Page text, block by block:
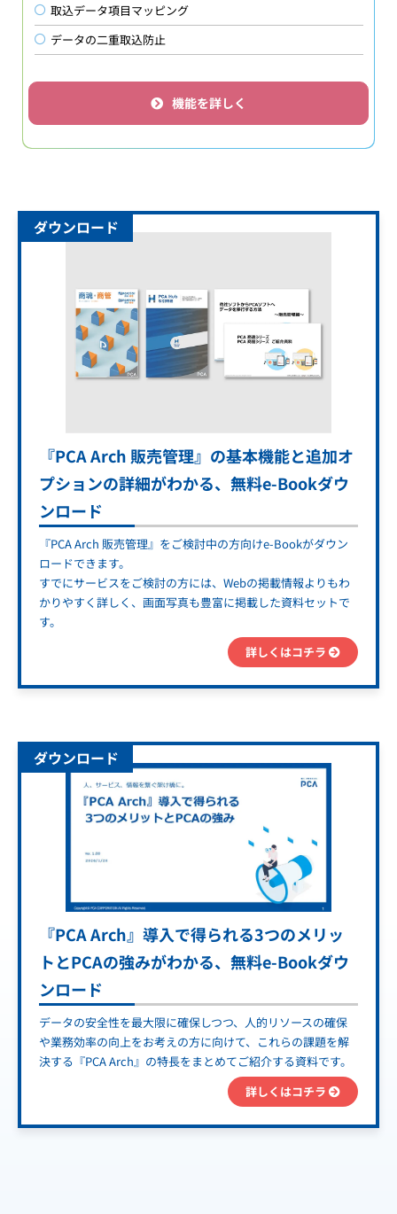
取込データ項目マッピング
データの二重取込防止
機能を詳しく
ダウンロード
『PCA Arch 販売管理』の基本機能と追加オ
プションの詳細がわかる、無料e-Bookダウ
ンロード
『PCA Arch 販売管理』をご検討中の方向けe-Bookがダウン
ロードできます。
すでにサービスをご検討の方には、Webの掲載情報よりもわ
かりやすく詳しく、画面写真も豊富に掲載した資料セットで
す。
詳しくはコチラ
ダウンロード
『PCA Arch』導入で得られる3つのメリッ
トとPCAの強みがわかる、無料e-Bookダウ
ンロード
データの安全性を最大限に確保しつつ、人的リソースの確保
や業務効率の向上をお考えの方に向けて、これらの課題を解
決する『PCA Arch』の特長をまとめてご紹介する資料です。
詳しくはコチラ